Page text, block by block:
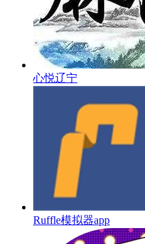
心悦辽宁
Ruffle模拟器app